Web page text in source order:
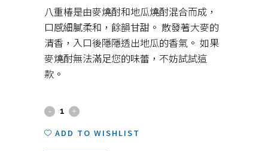
八重椿是由麥燒酎和地瓜燒酎混合而成，
口感細膩柔和，餘韻甘甜。 散發著大麥的
清香，入口後隱隱透出地瓜的香氣。 如果
麥燒酎無法滿足您的味蕾，不妨試試這
款。
八
重 ADD TO WISHLIST